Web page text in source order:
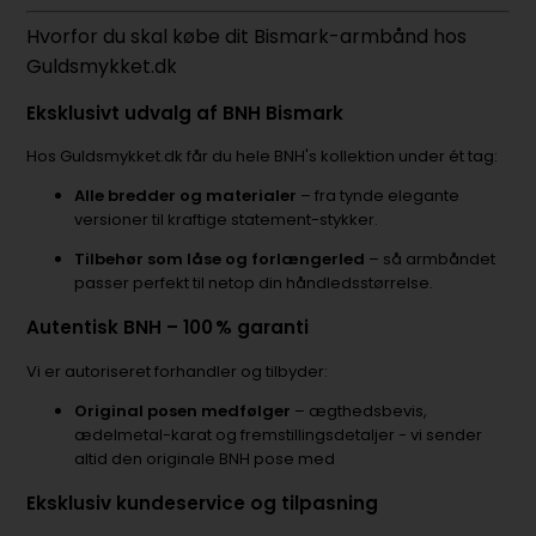
Hvorfor du skal købe dit Bismark-armbånd hos
Guldsmykket.dk
Eksklusivt udvalg af BNH Bismark
Hos Guldsmykket.dk får du hele BNH's kollektion under ét tag:
Alle bredder og materialer – fra tynde elegante
versioner til kraftige statement-stykker.
Tilbehør som låse og forlængerled – så armbåndet
passer perfekt til netop din håndledsstørrelse.
Autentisk BNH – 100 % garanti
Vi er autoriseret forhandler og tilbyder:
Original posen medfølger – ægthedsbevis,
ædelmetal-karat og fremstillingsdetaljer - vi sender
altid den originale BNH pose med
Eksklusiv kundeservice og tilpasning